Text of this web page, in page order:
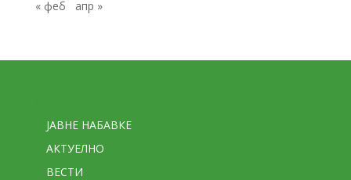
« феб
апр »
ЈАВНЕ НАБАВКЕ
АКТУЕЛНО
ВЕСТИ